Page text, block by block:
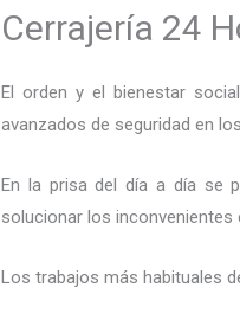
Cerrajería 24
El orden y el bienestar
avanzados de seguridad en
En la prisa del día a día se
solucionar los inconvenientes
Los trabajos más habituales